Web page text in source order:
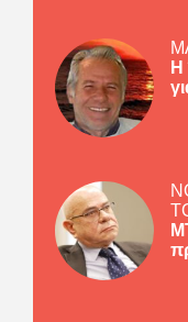
Η